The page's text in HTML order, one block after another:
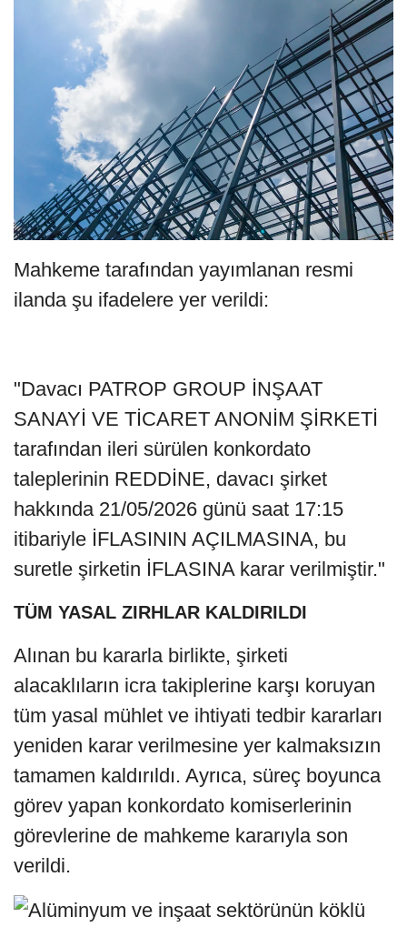
Mahkeme tarafından yayımlanan resmi
ilanda şu ifadelere yer verildi:
"Davacı PATROP GROUP İNŞAAT
SANAYİ VE TİCARET ANONİM ŞİRKETİ
tarafından ileri sürülen konkordato
taleplerinin REDDİNE, davacı şirket
hakkında 21/05/2026 günü saat 17:15
itibariyle İFLASININ AÇILMASINA, bu
suretle şirketin İFLASINA karar verilmiştir."
TÜM YASAL ZIRHLAR KALDIRILDI
Alınan bu kararla birlikte, şirketi
alacaklıların icra takiplerine karşı koruyan
tüm yasal mühlet ve ihtiyati tedbir kararları
yeniden karar verilmesine yer kalmaksızın
tamamen kaldırıldı. Ayrıca, süreç boyunca
görev yapan konkordato komiserlerinin
görevlerine de mahkeme kararıyla son
verildi.